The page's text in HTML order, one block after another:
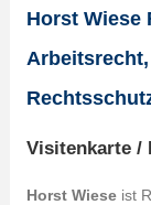
Horst Wiese
Visitenkarte /
Horst Wieseist